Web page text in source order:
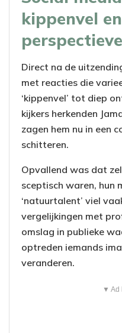
kippenvel
Direct na de
met reacties die
‘kippenvel’ tot diep
kijkers herkenden
zagen hem nu in een
schitteren.
Opvallend was dat
sceptisch waren, hun
‘natuurtalent’ viel
vergelijkingen met
omslag in publieke
optreden iemands
veranderen.
▼ Ad